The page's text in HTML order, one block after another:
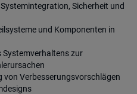
Sicherheit und
und Komponenten in
Systemverhaltens zur
von Verbesserungsvorschlägen